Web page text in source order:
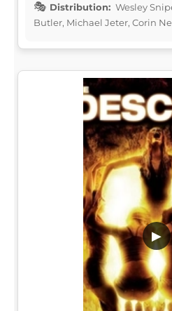
Distribution: Wesley
Butler, Michael Jeter, Corin
▶